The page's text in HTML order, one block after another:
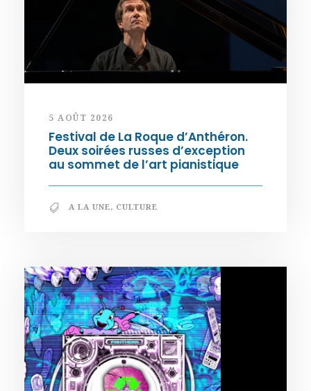
5 AOÛT 2026
Festival de La Roque d’Anthéron.
Deux soirées russes d’exception
au sommet de l’art pianistique
A LA UNE, CULTURE